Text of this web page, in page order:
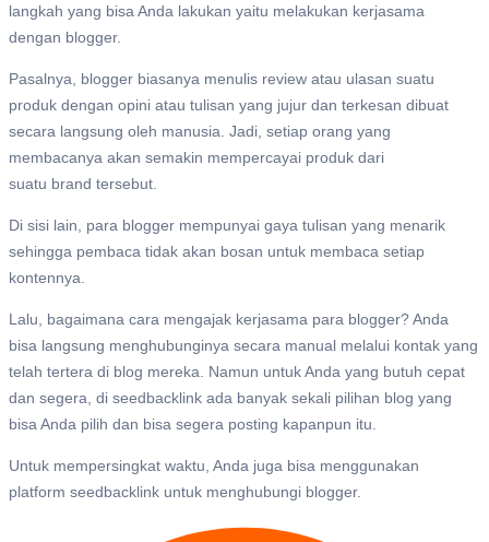
langkah yang bisa Anda lakukan yaitu melakukan kerjasama
dengan blogger.
Pasalnya, blogger biasanya menulis review atau ulasan suatu
produk dengan opini atau tulisan yang jujur dan terkesan dibuat
secara langsung oleh manusia. Jadi, setiap orang yang
membacanya akan semakin mempercayai produk dari
suatu brand tersebut.
Di sisi lain, para blogger mempunyai gaya tulisan yang menarik
sehingga pembaca tidak akan bosan untuk membaca setiap
kontennya.
Lalu, bagaimana cara mengajak kerjasama para blogger? Anda
bisa langsung menghubunginya secara manual melalui kontak yang
telah tertera di blog mereka. Namun untuk Anda yang butuh cepat
dan segera, di seedbacklink ada banyak sekali pilihan blog yang
bisa Anda pilih dan bisa segera posting kapanpun itu.
Untuk mempersingkat waktu, Anda juga bisa menggunakan
platform seedbacklink untuk menghubungi blogger.